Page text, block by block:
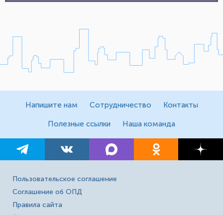
Напишите нам Сотрудничество Контакты
Полезные ссылки Наша команда
Пользовательское соглашение
Соглашение об ОПД
Правила сайта